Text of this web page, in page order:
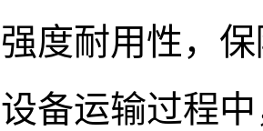
度耐用性，
备运输过程